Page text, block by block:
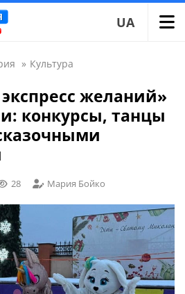
UA
» Культура
желаний»
конкурсы, танцы
28 Мария Бойко